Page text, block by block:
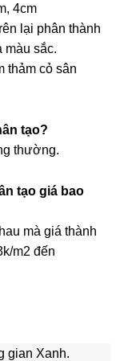
4cm
lại phân thành
màu sắc.
thảm cỏ sân
tạo?
thường.
tạo giá bao
mà giá thành
m2 đến
gian Xanh.